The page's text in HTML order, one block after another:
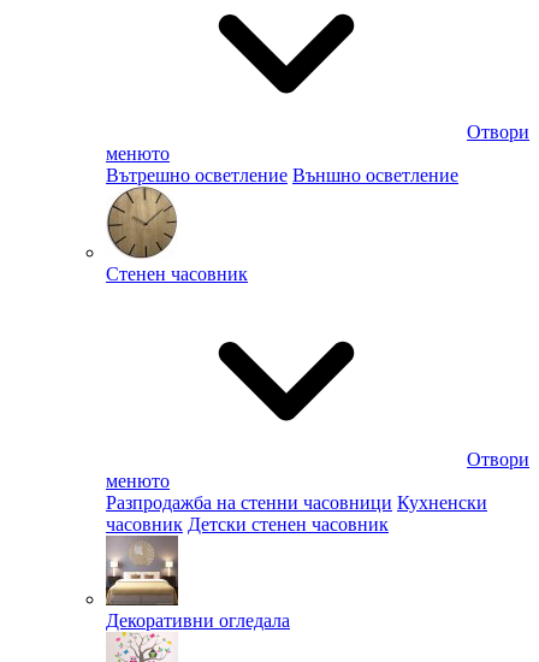
Отвори
менюто
Вътрешно осветление Външно осветление
Стенен часовник
Отвори
менюто
Разпродажба на стенни часовници Кухненски
часовник Детски стенен часовник
Декоративни огледала